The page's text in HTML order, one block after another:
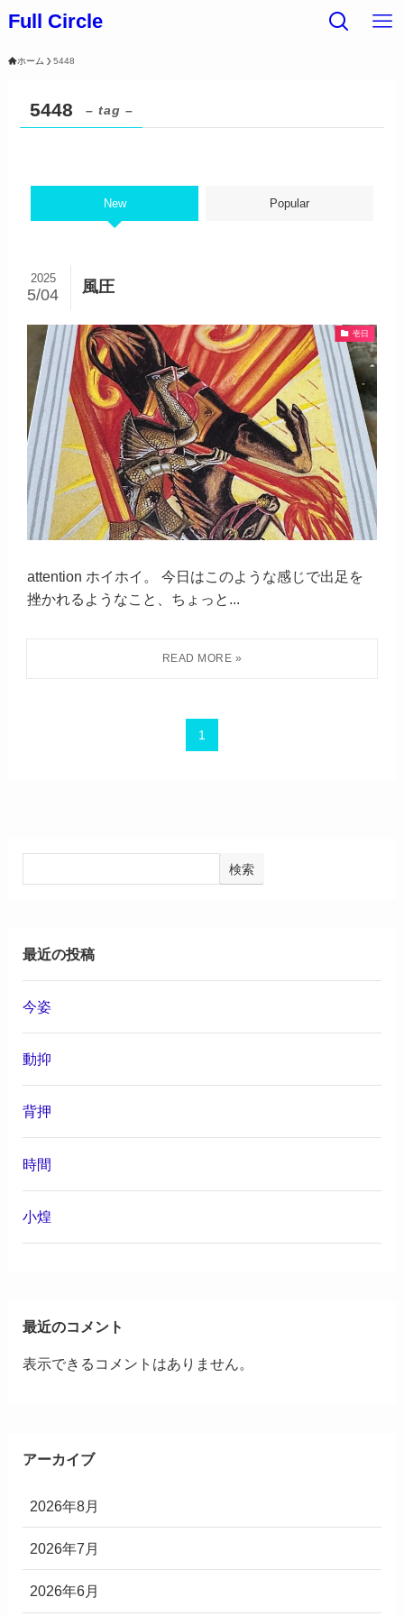
Full Circle
ホーム 5448
5448 – tag –
New Popular
風圧
2025
5/04
壱日
attention ホイホイ。 今日はこのような感じで出足を
挫かれるようなこと、ちょっと...
1
検索
最近の投稿
今姿
動抑
背押
時間
小煌
最近のコメント
表示できるコメントはありません。
アーカイブ
2026年8月
2026年7月
2026年6月